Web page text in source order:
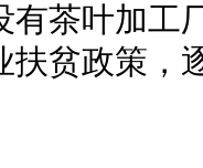
有茶叶加工
扶贫政策，